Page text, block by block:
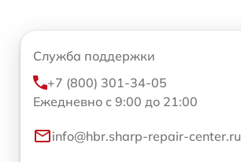
Служба поддержки
+7 (800) 301-34-05
Ежедневно с 9:00 до 21:00
info@hbr.sharp-repair-center.ru